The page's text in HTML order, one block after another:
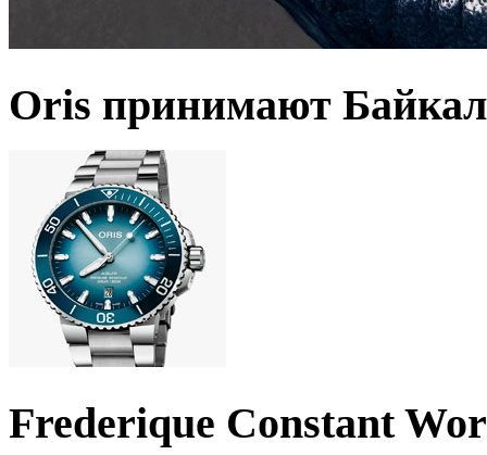
Oris принимают
Frederique Constant